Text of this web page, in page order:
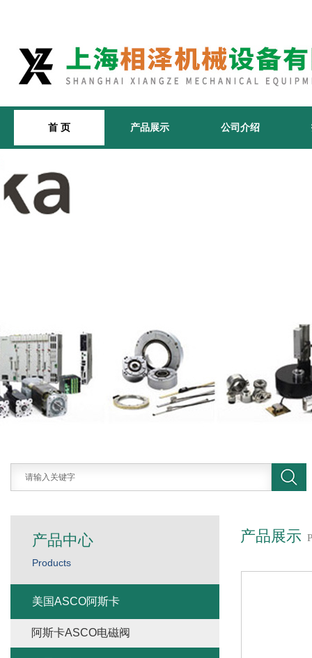
首 页 产品展示 公司介绍
产品展示
产品中心
Products
美国ASCO阿斯卡
阿斯卡ASCO电磁阀